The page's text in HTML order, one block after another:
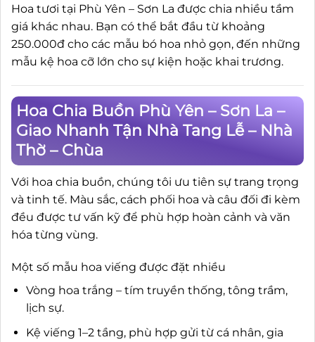
Hoa tươi tại Phù Yên – Sơn La được chia nhiều tầm
giá khác nhau. Bạn có thể bắt đầu từ khoảng
250.000đ cho các mẫu bó hoa nhỏ gọn, đến những
mẫu kệ hoa cỡ lớn cho sự kiện hoặc khai trương.
Hoa Chia Buồn Phù Yên – Sơn La –
Giao Nhanh Tận Nhà Tang Lễ – Nhà
Thờ – Chùa
Với hoa chia buồn, chúng tôi ưu tiên sự trang trọng
và tinh tế. Màu sắc, cách phối hoa và câu đối đi kèm
đều được tư vấn kỹ để phù hợp hoàn cảnh và văn
hóa từng vùng.
Một số mẫu hoa viếng được đặt nhiều
Vòng hoa trắng – tím truyền thống, tông trầm,
lịch sự.
Kệ viếng 1–2 tầng, phù hợp gửi từ cá nhân, gia